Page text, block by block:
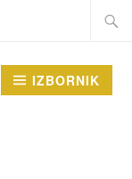
Traži:
IZBORNIK